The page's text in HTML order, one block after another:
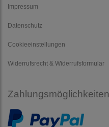
Impressum
Datenschutz
Cookieeinstellungen
Widerrufsrecht & Widerrufsformular
Zahlungsmöglichkeiten